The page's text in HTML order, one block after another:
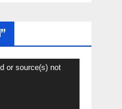
or source(s) not